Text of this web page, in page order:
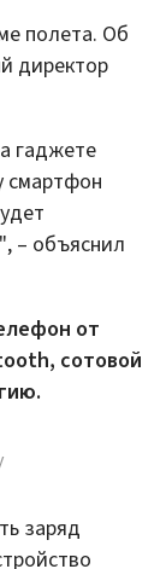
полета. Об
директор
гаджете
смартфон
– объяснил
от
сотовой
заряд